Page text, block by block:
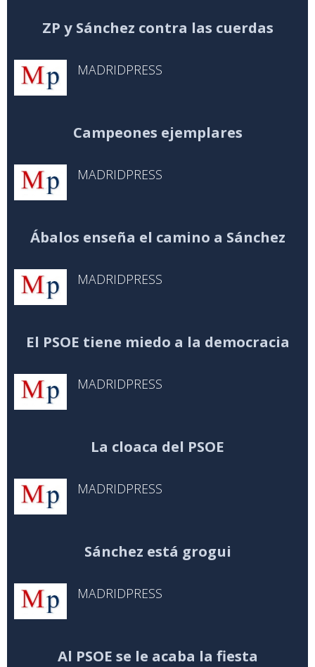
ZP y Sánchez contra las cuerdas
MADRIDPRESS
Campeones ejemplares
MADRIDPRESS
Ábalos enseña el camino a Sánchez
MADRIDPRESS
El PSOE tiene miedo a la democracia
MADRIDPRESS
La cloaca del PSOE
MADRIDPRESS
Sánchez está grogui
MADRIDPRESS
Al PSOE se le acaba la fiesta